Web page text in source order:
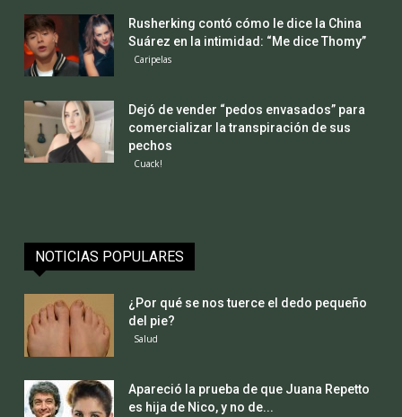
Rusherking contó cómo le dice la China
Suárez en la intimidad: “Me dice Thomy”
Caripelas
Dejó de vender “pedos envasados” para
comercializar la transpiración de sus
pechos
Cuack!
NOTICIAS POPULARES
¿Por qué se nos tuerce el dedo pequeño
del pie?
Salud
Apareció la prueba de que Juana Repetto
es hija de Nico, y no de...